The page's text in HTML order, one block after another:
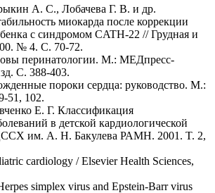
А. С., Лобачева Г. В. и др.
миокарда после коррекции
с синдромом CATH-22 // Грудная и
№ 4. С. 70-72.
перинатологии. М.: МЕДпресс-
С. 388-403.
пороки сердца: руководство. М.:
51, 102.
Е. Г. Классификация
в детской кардиологической
им. А. Н. Бакулева РАМН. 2001. T. 2,
cardiology / Elsevier Health Sciences,
simplex virus and Epstein-Barr virus